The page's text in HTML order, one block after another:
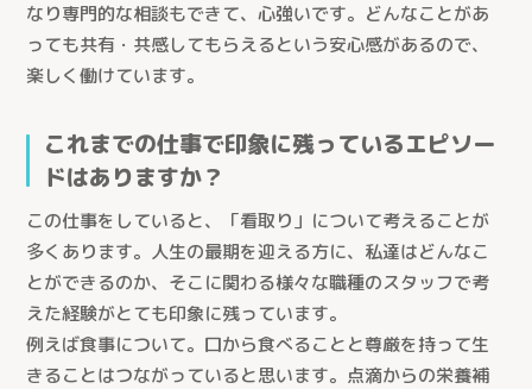
医療生協さいたまの介護
サービス紹介
なり専門的な相談もできて、心強いです。どんなことがあ
っても共有・共感してもらえるという安心感があるので、
楽しく働けています。
これまでの仕事で印象に残っているエピソー
ドはありますか？
この仕事をしていると、「看取り」について考えることが
多くあります。人生の最期を迎える方に、私達はどんなこ
とができるのか、そこに関わる様々な職種のスタッフで考
えた経験がとても印象に残っています。
例えば食事について。口から食べることと尊厳を持って生
きることはつながっていると思います。点滴からの栄養補